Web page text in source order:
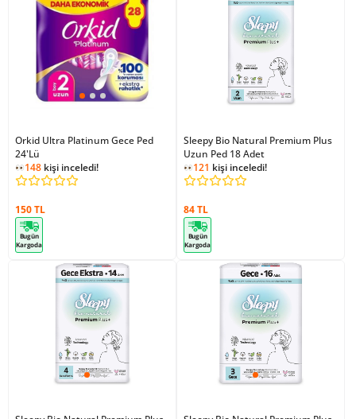
Orkid Ultra Platinum Gece Ped
24'Lü
148 kişi inceledi!
150 TL
Bugün
Kargoda
Sleepy Bio Natural Premium Plus
Uzun Ped 18 Adet
121 kişi inceledi!
84 TL
Bugün
Kargoda